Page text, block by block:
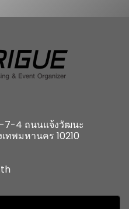
7-4 ถนนแจ้งวัฒนะ
ทพมหานคร 10210